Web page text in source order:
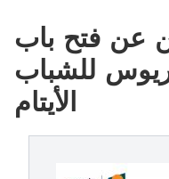
عن فتح باب
للشباب
الأيتام